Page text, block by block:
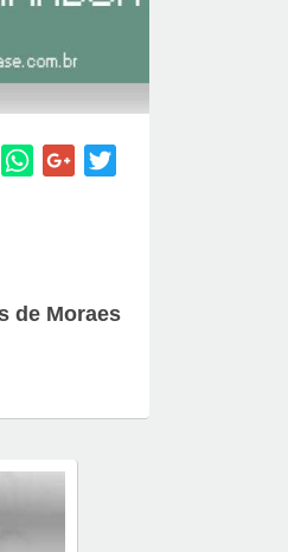
de Moraes